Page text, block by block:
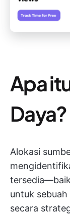
Apa
Daya?
Alokasi
untuk
secara